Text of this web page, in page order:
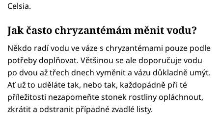
Celsia.
Jak často chryzantémám měnit vodu?
Někdo radí vodu ve váze s chryzantémami pouze podle
potřeby doplňovat. Většinou se ale doporučuje vodu
po dvou až třech dnech vyměnit a vázu důkladně umýt.
Ať už to uděláte tak, nebo tak, každopádně při té
příležitosti nezapomeňte stonek rostliny opláchnout,
zkrátit a odstranit případné zvadlé listy.